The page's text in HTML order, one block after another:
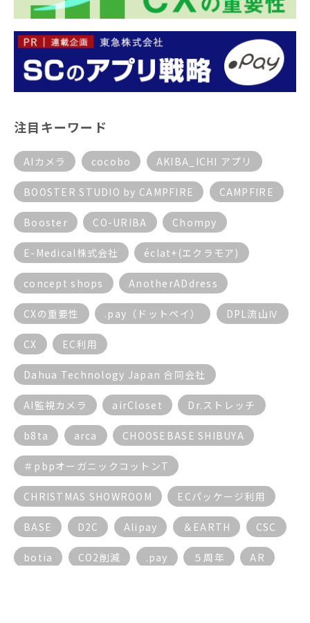
注目キーワード
AIカメラ cocobo AKIBA_ICHI アプリ
BOOSTER STUDIO by CAMPFIRE CAMPFIRE
Booster CO-URIBA Chompy
E-Medical株式会社 éclat+(エクラモア)
concept shops AnotherADdress
CXの重要性 .pay（ドットペイ） DPL流山Ⅳ
CX EC利用
Dahua Technology Japan 合同会社
AI監視カメラ airCloset Dr.ストレッチ
b8ta arca CHOOSEBASE SHIBUYA
＃pbpオーガニックコットンT
CHRISTMAS SHOWROOM ECパッケージ利用
BASE D2C Alipay ＆EARTH CSC
botia CO2削減 .pay ５周年 AR